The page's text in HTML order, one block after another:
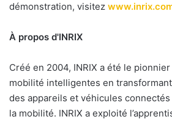
démonstration, visitez
À propos d'INRIX
Créé en 2004, INRIX a été le
mobilité intelligentes en
des appareils et véhicules
la mobilité. INRIX a exploité